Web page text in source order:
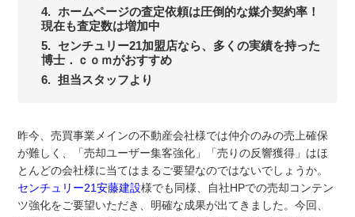
ホームページの査定依頼は圧倒的な媒介契約率！
現在も査定数は増加中
センチュリー21加盟店なら、多くの実績を持った
博士．ｃｏｍがおすすめ
担当スタッフより
昨今、売買事業メインの不動産会社様では仲介のみの売上確保
が難しく、「売却ユーザー集客強化」「売りの反響獲得」はほ
とんどの会社様に当てはまるご要望なのではないでしょうか。
センチュリー21安藤建設様でも同様、自社HPでの売却コンテン
ツ強化をご要望いただき、明確な成果が出てきました。今回、